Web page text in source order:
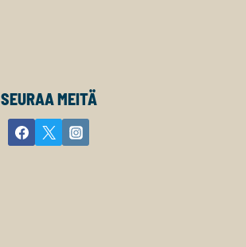
SEURAA MEITÄ